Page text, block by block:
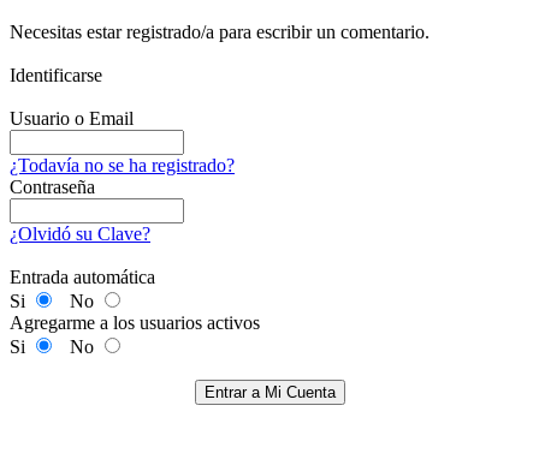
Necesitas estar registrado/a para escribir un comentario.
Identificarse
Usuario o Email
¿Todavía no se ha registrado?
Contraseña
¿Olvidó su Clave?
Entrada automática
Si
No
Agregarme a los usuarios activos
Si
No
Entrar a Mi Cuenta